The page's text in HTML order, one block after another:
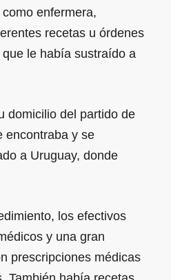
enfermera,
recetas u órdenes
le había sustraído a
domicilio del partido de
encontraba y se
a Uruguay, donde
los efectivos
y una gran
prescripciones médicas